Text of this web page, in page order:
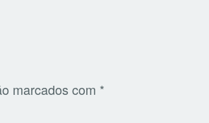
marcados com *